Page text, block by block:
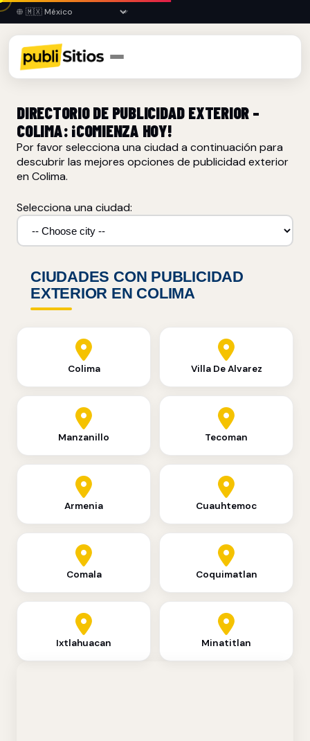
DIRECTORIO DE PUBLICIDAD EXTERIOR –
COLIMA: ¡COMIENZA HOY!
Por favor selecciona una ciudad a continuación para
descubrir las mejores opciones de publicidad exterior
en Colima.
Selecciona una ciudad:
CIUDADES CON PUBLICIDAD
EXTERIOR EN COLIMA
Colima Villa De Alvarez
Manzanillo Tecoman
Armenia Cuauhtemoc
Comala Coquimatlan
Ixtlahuacan Minatitlan